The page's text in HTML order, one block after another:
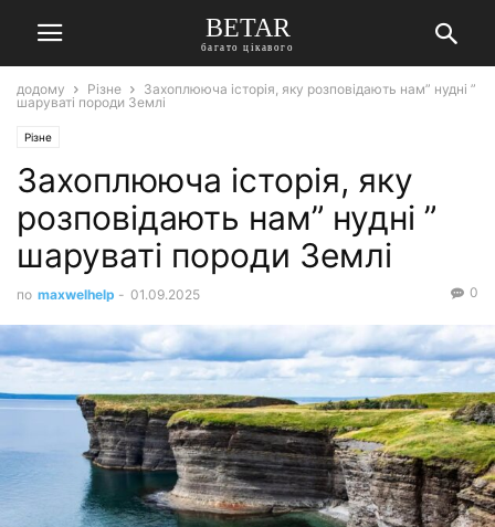
BETAR
багато цікавого
додому Різне
Захоплююча історія, яку розповідають нам” нудні ”
шаруваті породи Землі
Різне
Захоплююча історія, яку
розповідають нам” нудні ”
шаруваті породи Землі
по maxwelhelp - 01.09.2025 0